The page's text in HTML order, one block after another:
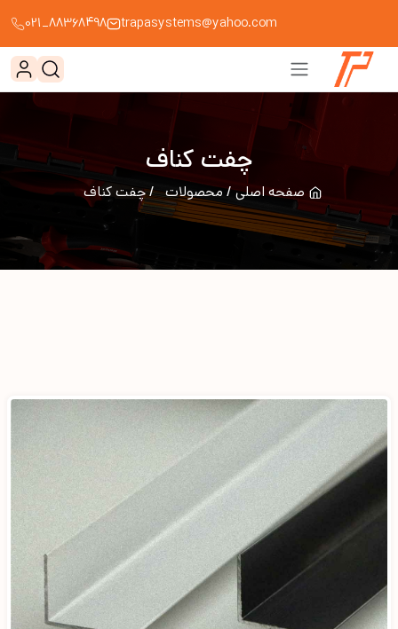
trapasystems@yahoo.com
88368498_021
چفت کناف
صفحه اصلی محصولات چفت کناف